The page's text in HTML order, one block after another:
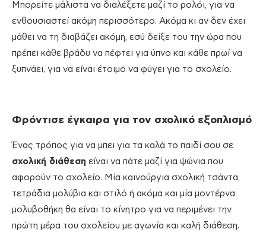
Μπορείτε μάλιστα να διαλέξετε μαζί το ρολόι, για να
ενθουσιαστεί ακόμη περισσότερο. Ακόμα κι αν δεν έχει
μάθει να τη διαβάζει ακόμη, εσύ δείξε του την ώρα που
πρέπει κάθε βράδυ να πέφτει για ύπνο και κάθε πρωί να
ξυπνάει, για να είναι έτοιμο να φύγει για το σχολείο.
Φρόντισε έγκαιρα για τον σχολικό εξοπλισμό
Ένας τρόπος για να μπει για τα καλά το παιδί σου σε
σχολική διάθεση είναι να πάτε μαζί για ψώνια που
αφορούν το σχολείο. Μία καινούργια σχολική τσάντα,
τετράδια μολύβια και στιλό ή ακόμα και μία μοντέρνα
μολυβοθήκη θα είναι το κίνητρο για να περιμένει την
πρώτη μέρα του σχολείου με αγωνία και καλή διάθεση.